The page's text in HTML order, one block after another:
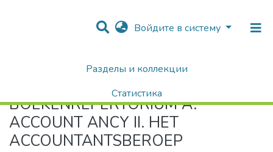
Войдите в систему
Разделы и коллекции
Статистика
Поиск
BOEKENREPERTORIUM A. ACCOUNT ANCY II. HET ACCOUNTANTSBEROEP
BOEKENREPERTORIUM A.
ACCOUNT ANCY II. HET
ACCOUNTANTSBEROEP